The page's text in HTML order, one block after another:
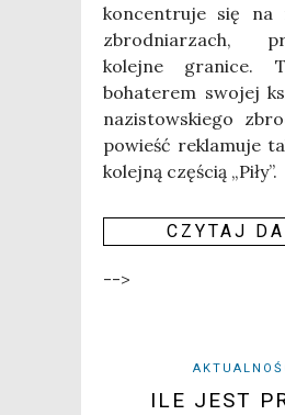
kon­cen­tru­je się na
zbrod­nia­rzach,
kolej­ne gra­ni­ce.
boha­te­rem swo­jej
nazi­stow­skie­go
powieść rekla­mu­je
kolej­ną czę­ścią „Piły”.
CZY­TAJ
-->
ILE JEST